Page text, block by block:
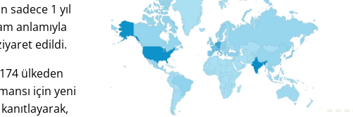
sadece 1 yıl
anlamıyla
edildi.
ülkeden
için yeni